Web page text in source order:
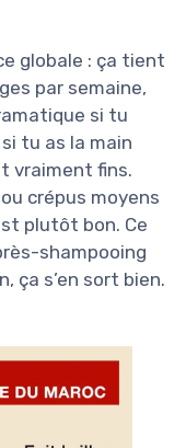
globale : ça tient
par semaine,
si tu
tu as la main
vraiment fins.
crépus moyens
plutôt bon. Ce
shampooing
ça s’en sort bien.